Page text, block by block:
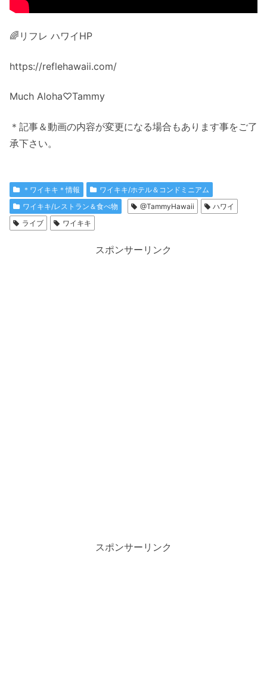
🌈リフレ ハワイHP
https://reflehawaii.com/
Much Aloha♡Tammy
＊記事＆動画の内容が変更になる場合もあります事をご了
承下さい。
＊ワイキキ＊情報
ワイキキ/ホテル＆コンドミニアム
ワイキキ/レストラン＆食べ物
@TammyHawaii
ハワイ
ライブ
ワイキキ
スポンサーリンク
スポンサーリンク